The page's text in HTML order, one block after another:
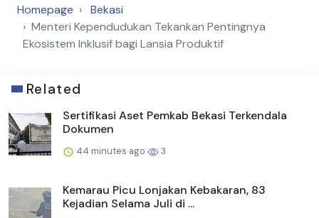
Homepage
Bekasi
Menteri Kependudukan Tekankan Pentingnya
Ekosistem Inklusif bagi Lansia Produktif
Related
Sertifikasi Aset Pemkab Bekasi Terkendala
Dokumen
44 minutes ago 3
Kemarau Picu Lonjakan Kebakaran, 83
Kejadian Selama Juli di ...